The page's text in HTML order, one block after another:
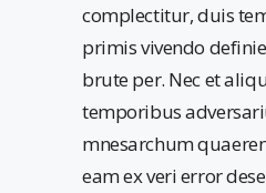
complectitur, duis
primis vivendo
brute per. Nec et
temporibus
mnesarchum
eam ex veri error